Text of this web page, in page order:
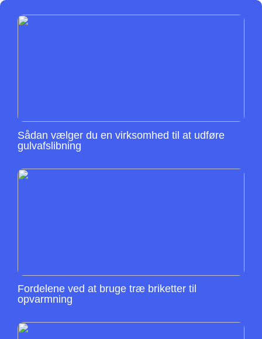
Sådan vælger du en virksomhed til at udføre
gulvafslibning
Fordelene ved at bruge træ briketter til
opvarmning